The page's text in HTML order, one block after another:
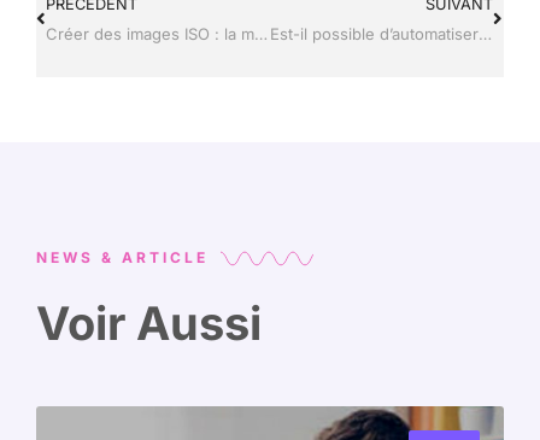
PRÉCÉDENT
Créer des images ISO : la méthode simple pour tout type de fichier
SUIVANT
Est-il possible d’automatiser des stores avec une commande à distance ?
NEWS & ARTICLE
Voir Aussi